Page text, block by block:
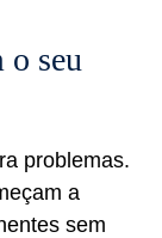
o seu
problemas.
a
sem